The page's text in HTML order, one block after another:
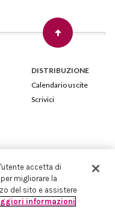
DISTRIBUZIONE
Calendario uscite
Scrivici
Nero, 84 - 20135 Milano
- Capitale Sociale 258.250 €
e REA nr.1051898
accetta di
migliorare la
del sito e assistere
informazioni